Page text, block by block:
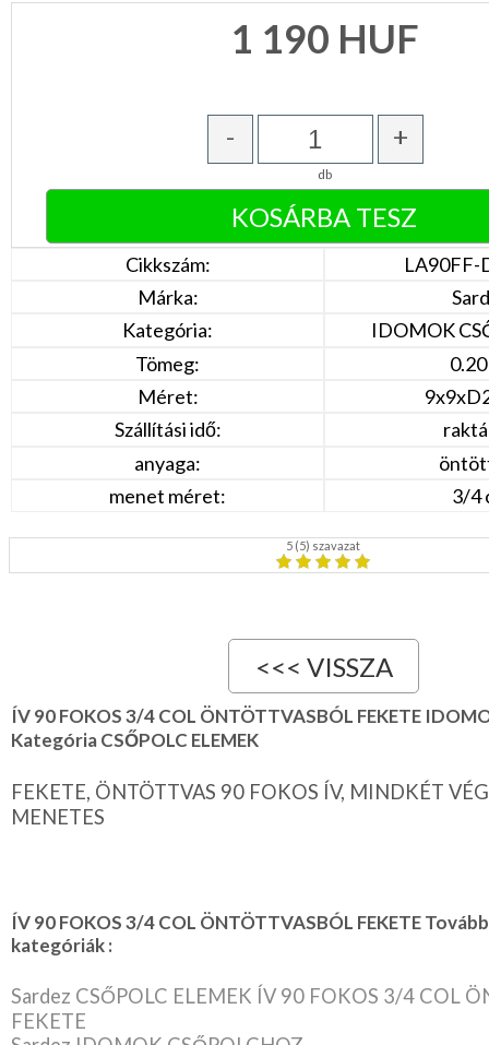
1 190 HUF
- +
db
Cikkszám:
LA90FF-
Márka:
Kategória:
IDOMOK
Tömeg:
Méret:
Szállítási idő:
anyaga:
menet méret:
3/4
5(5) szavazat
ÍV 90 FOKOS 3/4 COL ÖNTÖTTVASBÓL FEKETE
Kategória CSŐPOLC ELEMEK
FEKETE, ÖNTÖTTVAS 90 FOKOS ÍV, MINDKÉT
MENETES
ÍV 90 FOKOS 3/4 COL ÖNTÖTTVASBÓL FEKETE
kategóriák :
Sardez CSŐPOLC ELEMEK ÍV 90 FOKOS 3/4 COL
FEKETE